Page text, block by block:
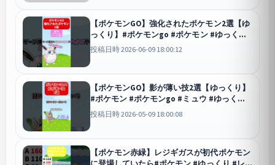
【ポケモンGO】強化されたポケモン2選【ゆ
っくり】#ポケモンgo #ポケモン #ゆっくり
#shorts #s
GO
投稿日時 2026-06-09 18:00:12
【ポケモンGO】影が薄い技2選【ゆっくり】
#ポケモン #ポケモンgo #ミュウ #ゆっくり
GO
投稿日時 2026-05-09 18:00:08
【ポケモン赤緑】レジギガスが初代ポケモン
に登場していたら#ポケモン #ゆっくり #レ